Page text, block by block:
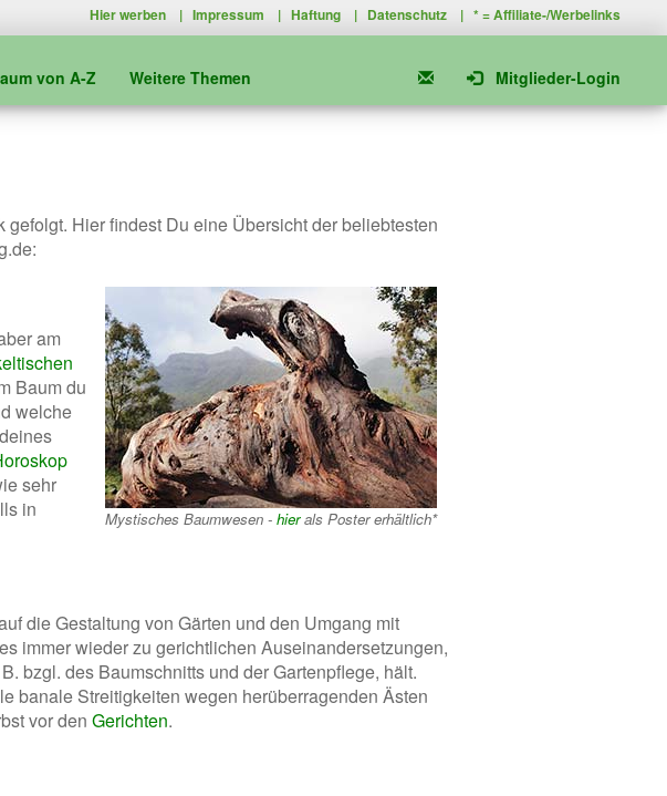
Hier werben |Impressum |Haftung | Datenschutz | * =Affiliate-/Werbelinks
von A-Z Weitere Themen Mitglieder-Login
Hier findest Du eine Übersicht der beliebtesten
Mystisches Baumwesen - hierals Poster erhältlich*
am
Baum du
welche
sehr
in
die Gestaltung von Gärten und den Umgang mit
immer wieder zu gerichtlichen Auseinandersetzungen,
bzgl. des Baumschnitts und der Gartenpflege, hält.
banale Streitigkeiten wegen herüberragenden Ästen
vor den Gerichten.